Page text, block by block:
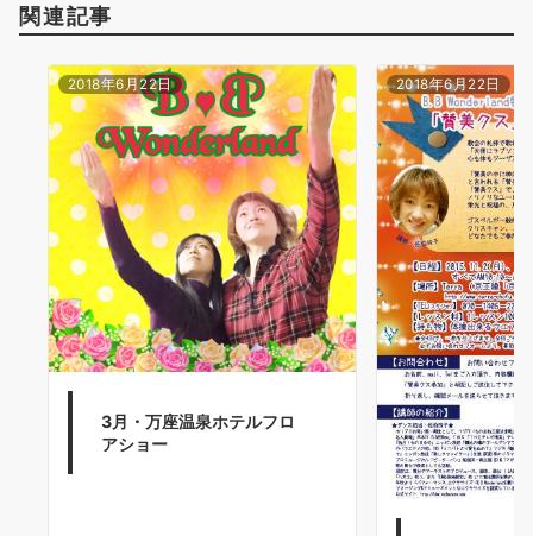
関連記事
2018年6月22日
3月・万座温泉ホテルフロ
アショー
2018年6月22日